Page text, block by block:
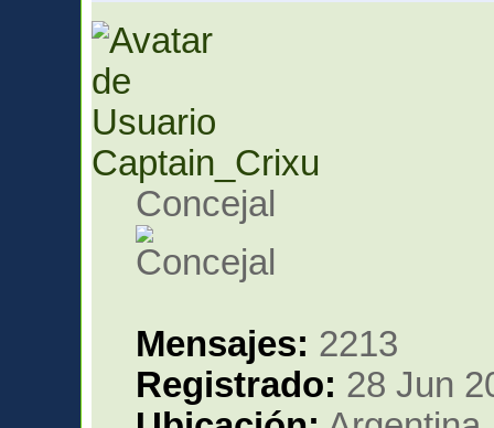
Captain_Crixu
Concejal
Mensajes: 2213
Registrado: 28 Jun